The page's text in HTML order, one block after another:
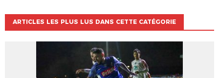
ARTICLES LES PLUS LUS DANS CETTE CATÉGORIE